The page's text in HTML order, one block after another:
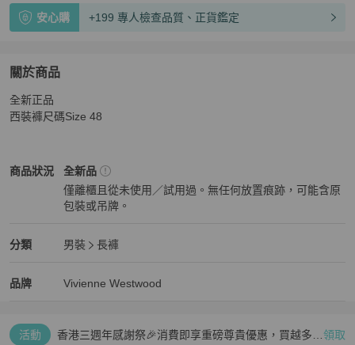
安心購 +199 專人檢查品質、正貨鑑定
關於商品
關於Vivienne Westwood 🪐 靚料超舒服👍🏻 100%Real正貨，
全新正品
西裝褲尺碼Size 48
商品狀況
Vivienne Westwood男裝
全新品
僅離櫃且從未使用／試用過。無任何放置痕跡，可能含原
包裝或吊牌。
分類
Vivienne Westwood男裝
男裝
長褲
品牌
Vivienne Westwood 精品男裝品牌介紹
Vivienne Westwood
Vivienne Westwood 推薦清單
活動
香港三週年感謝祭🎉消費即享重磅尊貴優惠，買越多、 領取